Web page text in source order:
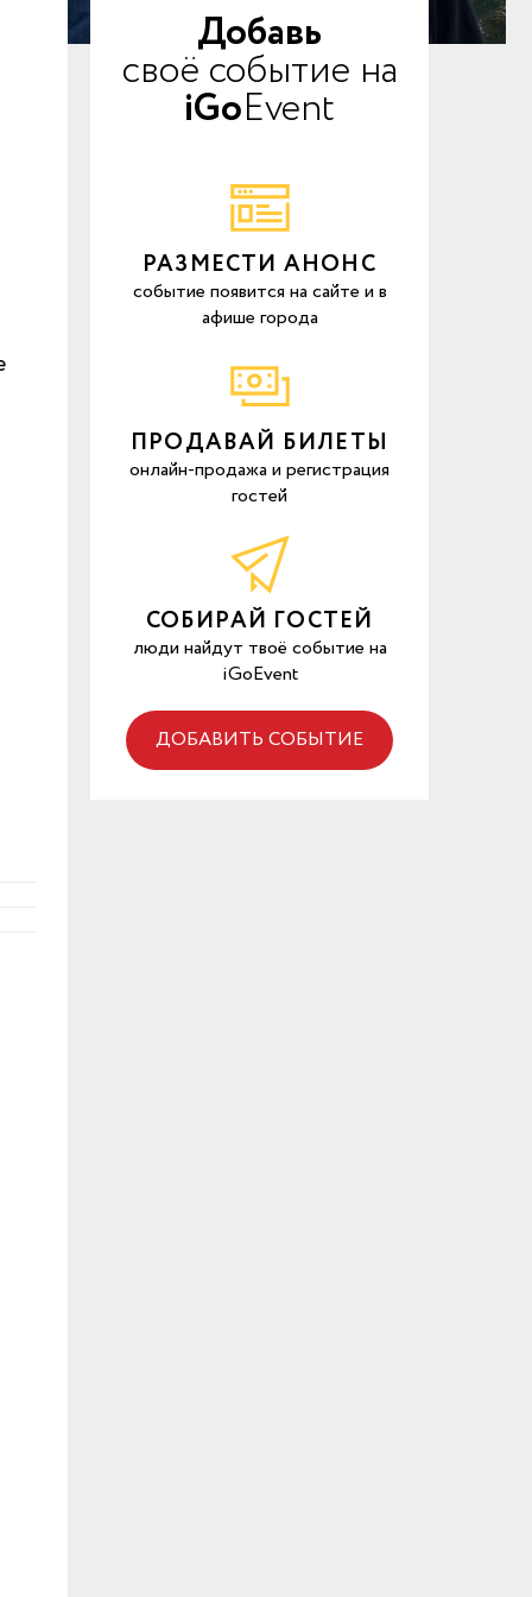
Добавь
своё событие на
iGoEvent
РАЗМЕСТИ АНОНС
событие появится на сайте и в
афише города
ПРОДАВАЙ БИЛЕТЫ
онлайн-продажа и регистрация
гостей
СОБИРАЙ ГОСТЕЙ
люди найдут твоё событие на
iGoEvent
ДОБАВИТЬ СОБЫТИЕ